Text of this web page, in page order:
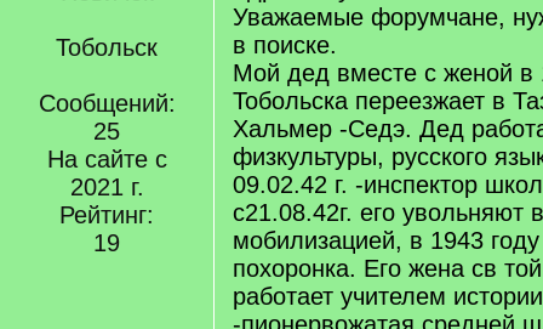
Тобольск
Сообщений:
25
На сайте с
2021 г.
Рейтинг:
19
Уважаемые форумчане,
в поиске.
Мой дед вместе с женой в
Тобольска переезжает в
Хальмер -Седэ. Дед
физкультуры, русского
09.02.42 г. -инспектор
с21.08.42г. его увольняют
мобилизацией, в 1943
похоронка. Его жена св
работает учителем